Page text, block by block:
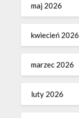
maj 2026
kwiecień 2026
marzec 2026
luty 2026